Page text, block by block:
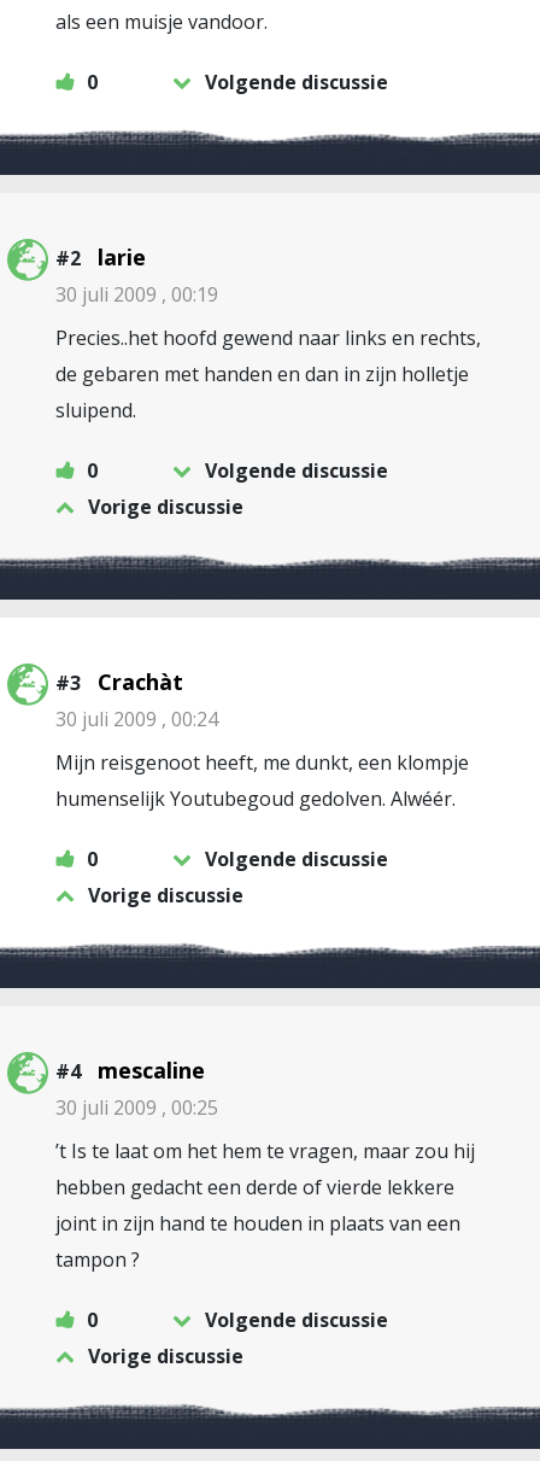
als een muisje vandoor.
0 Volgende discussie
#2 larie
30 juli 2009 , 00:19
Precies..het hoofd gewend naar links en rechts,
de gebaren met handen en dan in zijn holletje
sluipend.
0
Volgende discussie
Vorige discussie
#3 Crachàt
30 juli 2009 , 00:24
Mijn reisgenoot heeft, me dunkt, een klompje
humenselijk Youtubegoud gedolven. Alwéér.
0
Volgende discussie
Vorige discussie
#4 mescaline
30 juli 2009 , 00:25
’t Is te laat om het hem te vragen, maar zou hij
hebben gedacht een derde of vierde lekkere
joint in zijn hand te houden in plaats van een
tampon ?
0
Volgende discussie
Vorige discussie